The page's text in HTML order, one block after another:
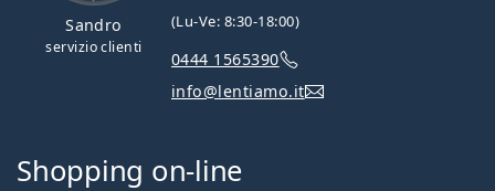
Sandro
servizio clienti
(Lu-Ve: 8:30-18:00)
0444 1565390
info@lentiamo.it
Shopping on-line